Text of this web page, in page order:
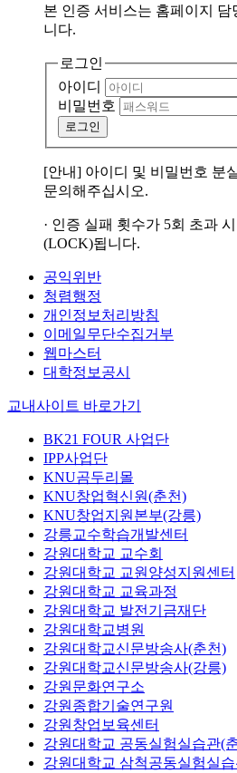
본 인증 서비스는 홈페이지 담
니다.
로그인
아이디
비밀번호
로그인
[안내] 아이디 및 비밀번호 분
문의해주십시오.
· 인증 실패 횟수가 5회 초과
(LOCK)됩니다.
공익위반
청렴행정
개인정보처리방침
이메일무단수집거부
웹마스터
대학정보공시
교내사이트 바로가기
BK21 FOUR 사업단
IPP사업단
KNU곰두리몰
KNU창업혁신원(춘천)
KNU창업지원본부(강릉)
강릉교수학습개발센터
강원대학교 교수회
강원대학교 교원양성지원센터
강원대학교 교육과정
강원대학교 발전기금재단
강원대학교병원
강원대학교신문방송사(춘천)
강원대학교신문방송사(강릉)
강원문화연구소
강원종합기술연구원
강원창업보육센터
강원대학교 공동실험실습관(
강원대학교 삼척공동실험실